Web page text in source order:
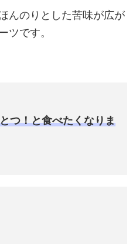
んのりとした苦味が広が
ツです。
つ！と食べたくなりま